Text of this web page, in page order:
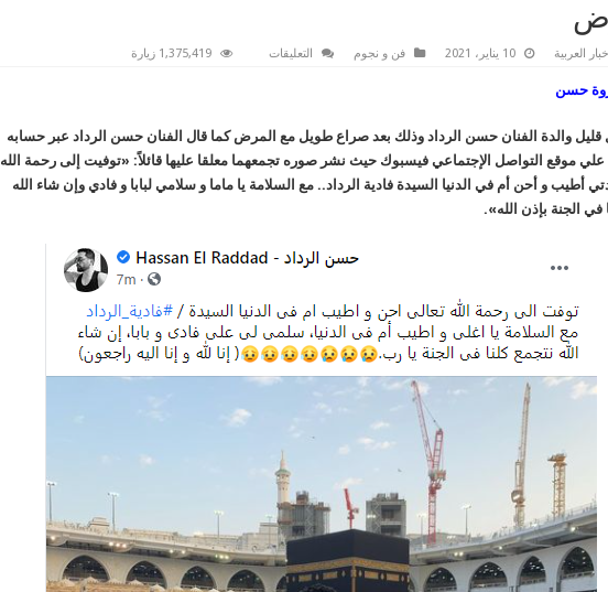
العربية 10 يناير، 2021 فن و نجوم التعليقات
بعد
طويل
مع
المرض
1,375,419 زيارة
حسن
والدة الفنان حسن الرداد وذلك بعد صراع طويل مع المرض كما قال الفنان حسن الرداد عبر حسابه
موقع التواصل الإجتماعي فيسبوك حيث نشر صوره تجمعهما معلقا عليها قائلاً: «توفيت إلى رحمة الله
أطيب و أحن أم في الدنيا السيدة فادية الرداد.. مع السلامة يا ماما و سلامي لبابا و فادي وإن شاء الله
في الجنة بإذن الله».